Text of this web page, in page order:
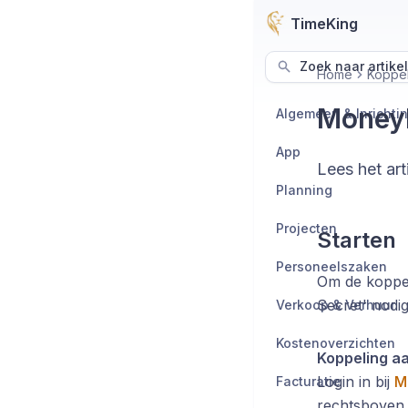
TimeKing
Zoek naar
Algemeen &
App
Planning
Projecten
Personeelszaken
Verkoop & Verhuur
Kostenoverzichten
Facturatie
Home
Lees het
Starten
Om de
Secret'
Koppeling
Login in bij